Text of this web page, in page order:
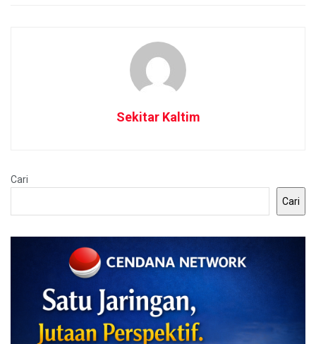
Sekitar Kaltim
Cari
Cari